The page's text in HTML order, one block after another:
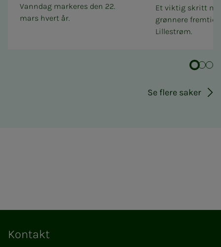
Vanndag markeres den 22.
mars hvert år.
Et viktig skritt
grønnere fremtid
Lillestrøm.
Se flere saker
Kontakt